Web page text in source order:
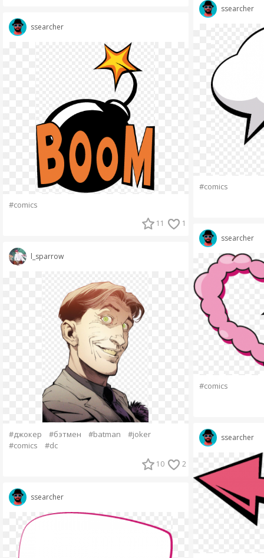
ssearcher
#comics
11 1
l_sparrow
#джокер #бэтмен #batman
#joker
#comics
#dc
10 2
ssearcher
ssearcher
#comics
ssearcher
#comics
ssearcher